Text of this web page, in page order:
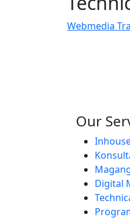
Webmedia
Our
Digital